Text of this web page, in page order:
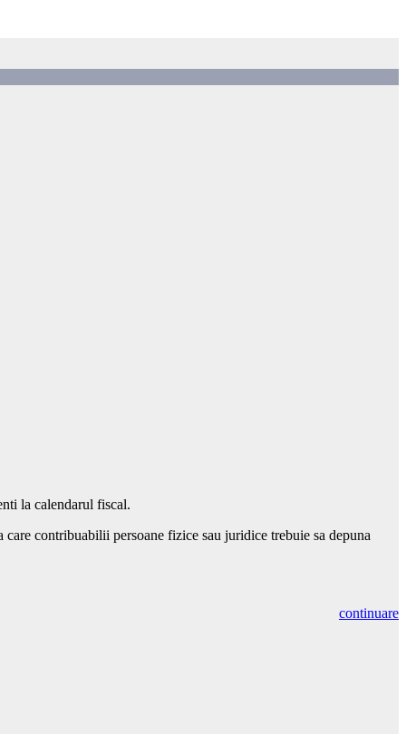
la calendarul fiscal.
contribuabilii persoane fizice sau juridice trebuie sa depuna
continuare